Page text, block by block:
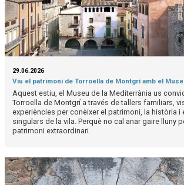
29.06.2026
Viu el patrimoni de Torroella de Montgrí amb el
Aquest estiu, el Museu de la Mediterrània us
Torroella de Montgrí a través de tallers familiars,
experiències per conèixer el patrimoni, la història i
singulars de la vila. Perquè no cal anar gaire lluny
patrimoni extraordinari.